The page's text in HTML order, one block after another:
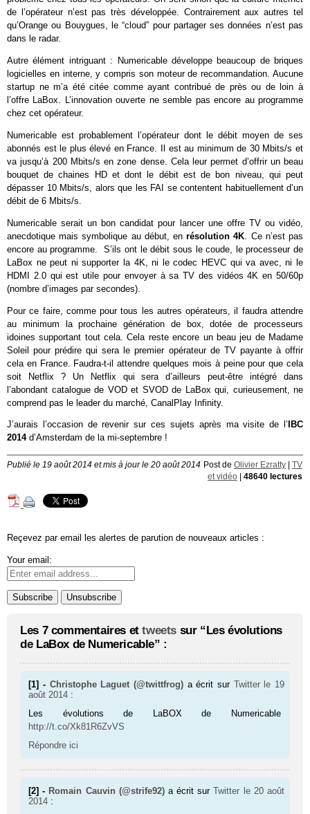
de l’opérateur n’est pas très développée. Contrairement aux autres tel
qu’Orange ou Bouygues, le “cloud” pour partager ses données n’est pas
dans le radar.
Autre élément intriguant : Numericable développe beaucoup de briques
logicielles en interne, y compris son moteur de recommandation. Aucune
startup ne m’a été citée comme ayant contribué de près ou de loin à
l’offre LaBox. L’innovation ouverte ne semble pas encore au programme
chez cet opérateur.
Numericable est probablement l’opérateur dont le débit moyen de ses
abonnés est le plus élevé en France. Il est au minimum de 30 Mbits/s et
va jusqu’à 200 Mbits/s en zone dense. Cela leur permet d’offrir un beau
bouquet de chaines HD et dont le débit est de bon niveau, qui peut
dépasser 10 Mbits/s, alors que les FAI se contentent habituellement d’un
débit de 6 Mbits/s.
Numericable serait un bon candidat pour lancer une offre TV ou vidéo,
anecdotique mais symbolique au début, enrésolution 4K . Ce n’est pas
encore au programme. S’ils ont le débit sous le coude, le processeur de
LaBox ne peut ni supporter la 4K, ni le codec HEVC qui va avec, ni le
HDMI 2.0 qui est utile pour envoyer à sa TV des vidéos 4K en 50/60p
(nombre d’images par secondes).
Pour ce faire, comme pour tous les autres opérateurs, il faudra attendre
au minimum la prochaine génération de box, dotée de processeurs
idoines supportant tout cela. Cela reste encore un beau jeu de Madame
Soleil pour prédire qui sera le premier opérateur de TV payante à offrir
cela en France. Faudra-t-il attendre quelques mois à peine pour que cela
soit Netflix ? Un Netflix qui sera d’ailleurs peut-être intégré dans
l’abondant catalogue de VOD et SVOD de LaBox qui, curieusement, ne
comprend pas le leader du marché, CanalPlay Infinity.
J’aurais l’occasion de revenir sur ces sujets après ma visite de l’ IBC
2014 d’Amsterdam de la mi-septembre !
Publié le 19 août 2014 et mis à jour le 20 août 2014 Post de Olivier Ezratty
TV
et vidéo
48640 lectures
Reçevez par email les alertes de parution de nouveaux articles :
Your email:
Les 7 commentaires ettweets sur “Les évolutions
de LaBox de Numericable” :
[1] - Christophe Laguet (@twittfrog) a écrit sur Twitter le 19
août 2014 :
Les évolutions de LaBOX de Numericable
http://t.co/Xk81R6ZvVS
Répondre ici
[2] - Romain Cauvin (@strife92) a écrit surTwitter le 20 août
2014 :